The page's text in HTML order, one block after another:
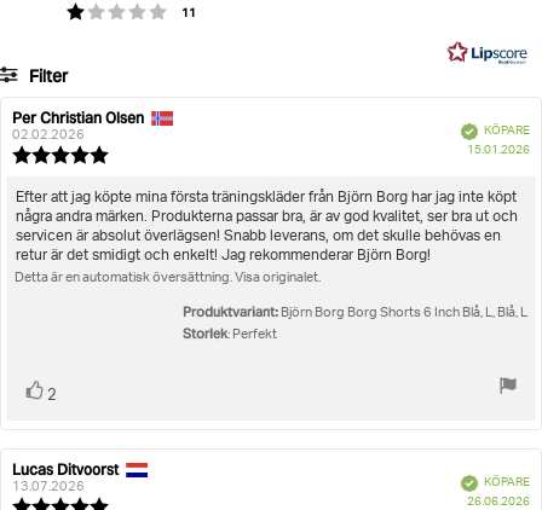
Betyg: 1 utav 5 stjärnor
11
Filter
Betyg
Recensionsförfattare:
Per Christian Olsen
02.02.2026
utav
5
stjärnor
BekräftadKÖPARE
15.01.2026
Recensionstext:
Efter att jag köpte mina första träningskläder från Björn Borg har jag inte köpt
några andra märken. Produkterna passar bra, är av god kvalitet, ser bra ut och
servicen är absolut överlägsen! Snabb leverans, om det skulle behövas en
retur är det smidigt och enkelt! Jag rekommenderar Björn Borg!
Detta är en automatisk översättning. Visa originalet.
Produktvariant: Björn Borg Borg Shorts 6 Inch Blå, L, Blå, L
Storlek: Perfekt
Rösta
2
Recensionsförfattare:
Lucas Ditvoorst
13.07.2026
BekräftadKÖPARE
26.06.2026